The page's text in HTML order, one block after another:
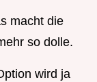
macht die
so dolle.
wird ja